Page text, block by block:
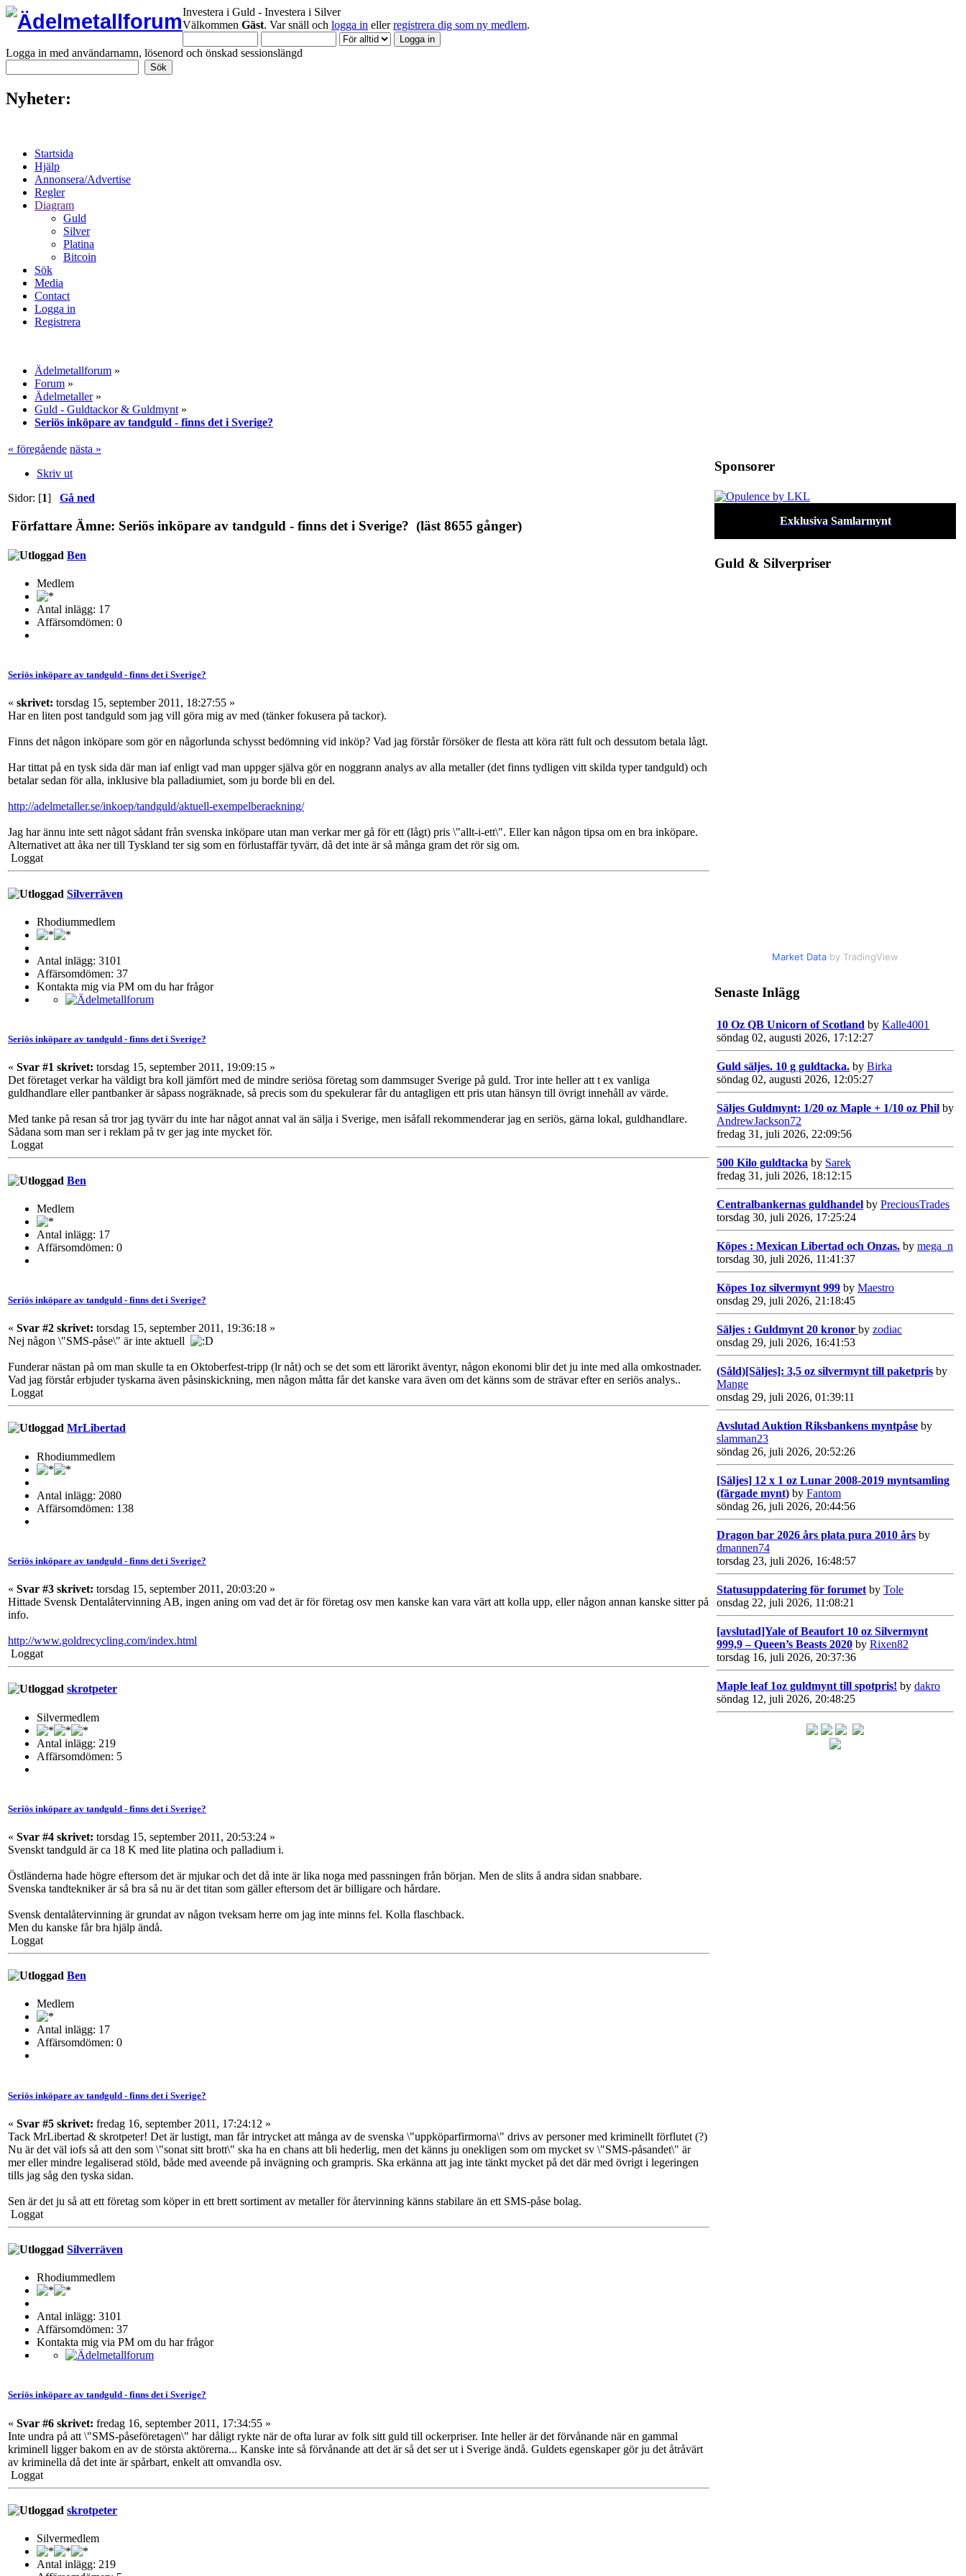
Investera i Guld - Investera i Silver
Välkommen Gäst. Var snäll och logga in ellerregistrera dig som ny medlem.
Logga in med användarnamn, lösenord och önskad sessionslängd
Nyheter:
Startsida
Hjälp
Annonsera/Advertise
Regler
Diagram
Guld
Silver
Platina
Bitcoin
Sök
Media
Contact
Logga in
Registrera
Ädelmetallforum »
Forum »
Ädelmetaller»
Guld - Guldtackor & Guldmynt »
Seriös inköpare av tandguld - finns det i Sverige?
« föregående nästa »
Skriv ut
Sidor: [1] Gå ned
Författare Ämne: Seriös inköpare av tandguld - finns det i Sverige? (läst 8655 gånger)
Ben
Medlem
Antal inlägg: 17
Affärsomdömen: 0
Seriös inköpare av tandguld - finns det i Sverige?
« skrivet: torsdag 15, september 2011, 18:27:55 »
Har en liten post tandguld som jag vill göra mig av med (tänker fokusera på tackor).
Finns det någon inköpare som gör en någorlunda schysst bedömning vid inköp? Vad jag förstår försöker de flesta att köra rätt fult och dessutom betala lågt.
Har tittat på en tysk sida där man iaf enligt vad man uppger själva gör en noggrann analys av alla metaller (det finns tydligen vitt skilda typer tandguld) och
betalar sedan för alla, inklusive bla palladiumiet, som ju borde bli en del.
http://adelmetaller.se/inkoep/tandguld/aktuell-exempelberaekning/
Jag har ännu inte sett något sådant från svenska inköpare utan man verkar mer gå för ett (lågt) pris \"allt-i-ett\". Eller kan någon tipsa om en bra inköpare.
Alternativet att åka ner till Tyskland ter sig som en förlustaffär tyvärr, då det inte är så många gram det rör sig om.
Loggat
Silverräven
Rhodiummedlem
Antal inlägg: 3101
Affärsomdömen: 37
Kontakta mig via PM om du har frågor
Seriös inköpare av tandguld - finns det i Sverige?
« Svar #1 skrivet: torsdag 15, september 2011, 19:09:15 »
Det företaget verkar ha väldigt bra koll jämfört med de mindre seriösa företag som dammsuger Sverige på guld. Tror inte heller att t ex vanliga
guldhandlare eller pantbanker är såpass nogräknade, så precis som du spekulerar får du antagligen ett pris utan hänsyn till övrigt innehåll av värde.
Med tanke på resan så tror jag tyvärr du inte har något annat val än sälja i Sverige, men isåfall rekommenderar jag en seriös, gärna lokal, guldhandlare.
Sådana som man ser i reklam på tv ger jag inte mycket för.
Loggat
Ben
Medlem
Antal inlägg: 17
Affärsomdömen: 0
Seriös inköpare av tandguld - finns det i Sverige?
« Svar #2 skrivet: torsdag 15, september 2011, 19:36:18 »
Nej någon \"SMS-påse\" är inte aktuell
Funderar nästan på om man skulle ta en Oktoberfest-tripp (lr nåt) och se det som ett lärorikt äventyr, någon ekonomi blir det ju inte med alla omkostnader.
Vad jag förstår erbjuder tyskarna även påsinskickning, men någon måtta får det kanske vara även om det känns som de strävar efter en seriös analys..
Loggat
MrLibertad
Rhodiummedlem
Antal inlägg: 2080
Affärsomdömen: 138
Seriös inköpare av tandguld - finns det i Sverige?
« Svar #3 skrivet: torsdag 15, september 2011, 20:03:20 »
Hittade Svensk Dentalåtervinning AB, ingen aning om vad det är för företag osv men kanske kan vara värt att kolla upp, eller någon annan kanske sitter på
info.
http://www.goldrecycling.com/index.html
Loggat
skrotpeter
Silvermedlem
Antal inlägg: 219
Affärsomdömen: 5
Seriös inköpare av tandguld - finns det i Sverige?
« Svar #4 skrivet: torsdag 15, september 2011, 20:53:24 »
Svenskt tandguld är ca 18 K med lite platina och palladium i.
Östländerna hade högre eftersom det är mjukar och det då inte är lika noga med passningen från början. Men de slits å andra sidan snabbare.
Svenska tandtekniker är så bra så nu är det titan som gäller eftersom det är billigare och hårdare.
Svensk dentalåtervinning är grundat av någon tveksam herre om jag inte minns fel. Kolla flaschback.
Men du kanske får bra hjälp ändå.
Loggat
Ben
Medlem
Antal inlägg: 17
Affärsomdömen: 0
Seriös inköpare av tandguld - finns det i Sverige?
« Svar #5 skrivet: fredag 16, september 2011, 17:24:12 »
Tack MrLibertad & skrotpeter! Det är lustigt, man får intrycket att många av de svenska \"uppköparfirmorna\" drivs av personer med kriminellt förflutet (?)
Nu är det väl iofs så att den som \"sonat sitt brott\" ska ha en chans att bli hederlig, men det känns ju onekligen som om mycket sv \"SMS-påsandet\" är
mer eller mindre legaliserad stöld, både med aveende på invägning och grampris. Ska erkänna att jag inte tänkt mycket på det där med övrigt i legeringen
tills jag såg den tyska sidan.
Sen är det ju så att ett företag som köper in ett brett sortiment av metaller för återvinning känns stabilare än ett SMS-påse bolag.
Loggat
Silverräven
Rhodiummedlem
Antal inlägg: 3101
Affärsomdömen: 37
Kontakta mig via PM om du har frågor
Seriös inköpare av tandguld - finns det i Sverige?
« Svar #6 skrivet: fredag 16, september 2011, 17:34:55 »
Inte undra på att \"SMS-påseföretagen\" har dåligt rykte när de ofta lurar av folk sitt guld till ockerpriser. Inte heller är det förvånande när en gammal
kriminell ligger bakom en av de största aktörerna... Kanske inte så förvånande att det är så det ser ut i Sverige ändå. Guldets egenskaper gör ju det åtråvärt
av kriminella då det inte är spårbart, enkelt att omvandla osv.
Loggat
skrotpeter
Silvermedlem
Antal inlägg: 219
Sponsorer
Exklusiva Samlarmynt
Guld & Silverpriser
Market Data by TradingView
Senaste Inlägg
10 Oz QB Unicorn of Scotland by Kalle4001
söndag 02, augusti 2026, 17:12:27
Guld säljes. 10 g guldtacka. by Birka
söndag 02, augusti 2026, 12:05:27
Säljes Guldmynt: 1/20 oz Maple + 1/10 oz Phil by
AndrewJackson72
fredag 31, juli 2026, 22:09:56
500 Kilo guldtacka by Sarek
fredag 31, juli 2026, 18:12:15
Centralbankernas guldhandel by PreciousTrades
torsdag 30, juli 2026, 17:25:24
Köpes : Mexican Libertad och Onzas. by mega_n
torsdag 30, juli 2026, 11:41:37
Köpes 1oz silvermynt 999 by Maestro
onsdag 29, juli 2026, 21:18:45
Säljes : Guldmynt 20 kronor by zodiac
onsdag 29, juli 2026, 16:41:53
(Såld)[Säljes]: 3,5 oz silvermynt till paketpris by
Mange
onsdag 29, juli 2026, 01:39:11
Avslutad Auktion Riksbankens myntpåse by
slamman23
söndag 26, juli 2026, 20:52:26
[Säljes] 12 x 1 oz Lunar 2008-2019 myntsamling
(färgade mynt) by Fantom
söndag 26, juli 2026, 20:44:56
Dragon bar 2026 års plata pura 2010 års by
dmannen74
torsdag 23, juli 2026, 16:48:57
Statusuppdatering för forumet by Tole
onsdag 22, juli 2026, 11:08:21
[avslutad]Yale of Beaufort 10 oz Silvermynt
999,9 – Queen’s Beasts 2020 by Rixen82
torsdag 16, juli 2026, 20:37:36
Maple leaf 1oz guldmynt till spotpris! by dakro
söndag 12, juli 2026, 20:48:25